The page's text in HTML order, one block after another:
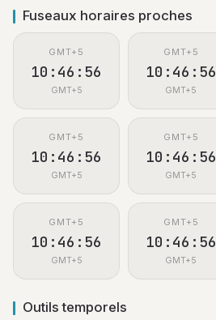
Fuseaux horaires proches
GMT+5
10:46:57
GMT+5
GMT+5
10:46:57
GMT+5
GMT+5
10:46:57
GMT+5
GMT+5
10:46:57
GMT+5
GMT+5
10:46:57
GMT+5
GMT+5
10:46:57
GMT+5
Outils temporels